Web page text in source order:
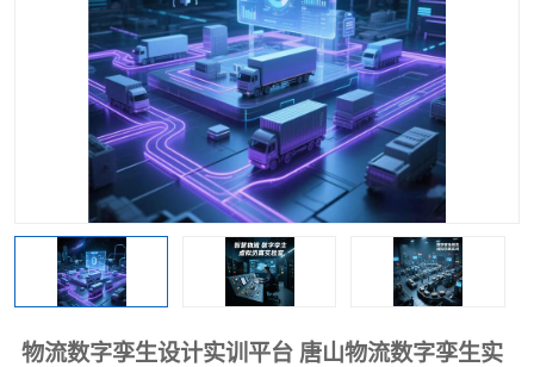
物流数字孪生设计实训平台 唐山物流数字孪生实